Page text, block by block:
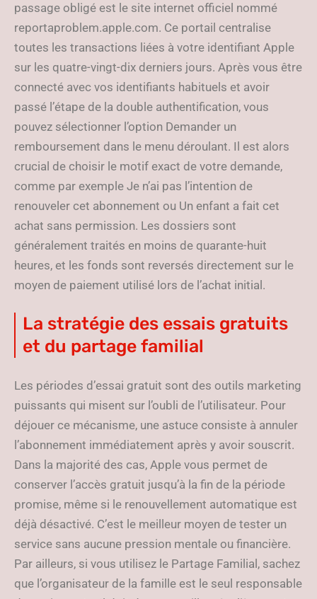
passage obligé est le site internet officiel nommé
reportaproblem.apple.com. Ce portail centralise
toutes les transactions liées à votre identifiant Apple
sur les quatre-vingt-dix derniers jours. Après vous être
connecté avec vos identifiants habituels et avoir
passé l’étape de la double authentification, vous
pouvez sélectionner l’option Demander un
remboursement dans le menu déroulant. Il est alors
crucial de choisir le motif exact de votre demande,
comme par exemple Je n’ai pas l’intention de
renouveler cet abonnement ou Un enfant a fait cet
achat sans permission. Les dossiers sont
généralement traités en moins de quarante-huit
heures, et les fonds sont reversés directement sur le
moyen de paiement utilisé lors de l’achat initial.
La stratégie des essais gratuits
et du partage familial
Les périodes d’essai gratuit sont des outils marketing
puissants qui misent sur l’oubli de l’utilisateur. Pour
déjouer ce mécanisme, une astuce consiste à annuler
l’abonnement immédiatement après y avoir souscrit.
Dans la majorité des cas, Apple vous permet de
conserver l’accès gratuit jusqu’à la fin de la période
promise, même si le renouvellement automatique est
déjà désactivé. C’est le meilleur moyen de tester un
service sans aucune pression mentale ou financière.
Par ailleurs, si vous utilisez le Partage Familial, sachez
que l’organisateur de la famille est le seul responsable